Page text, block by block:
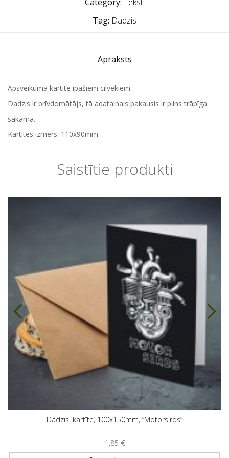
Tag: Dadzis
Apraksts
Apsveikuma kartīte īpašiem cilvēkiem.
Dadzis ir brīvdomātājs, tā adatainais pakausis ir pilns trāpīga
sakāmā.
Kartītes izmērs: 110x90mm.
Saistītie produkti
Dadzis, kartīte, 100x150mm, “Motorsirds”
1,85 €